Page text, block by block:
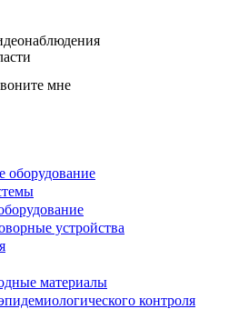
мне
оборудование
устройства
материалы
контроля